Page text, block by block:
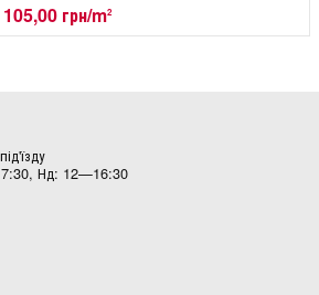
грн/m2
Нд: 12—16:30